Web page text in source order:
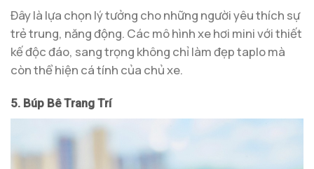
Đây là lựa chọn lý tưởng cho những người yêu thích sự
trẻ trung, năng động. Các mô hình xe hơi mini với thiết
kế độc đáo, sang trọng không chỉ làm đẹp taplo mà
còn thể hiện cá tính của chủ xe.
5. Búp Bê Trang Trí